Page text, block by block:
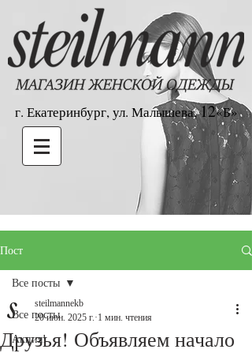
г. Екатеринбург, ул. Малышева,12«Б»
Пост
Все посты
Акция!
Все посты
Друзья! Объявляем начало
steilmannekb
20 июн. 2025 г. 1 мин. чтения